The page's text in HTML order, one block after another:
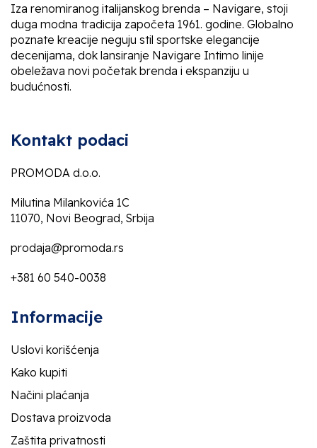
Iza renomiranog italijanskog brenda – Navigare, stoji
duga modna tradicija započeta 1961. godine. Globalno
poznate kreacije neguju stil sportske elegancije
decenijama, dok lansiranje Navigare Intimo linije
obeležava novi početak brenda i ekspanziju u
budućnosti.
Kontakt podaci
PROMODA d.o.o.
Milutina Milankovića 1C
11070, Novi Beograd, Srbija
prodaja@promoda.rs
+381 60 540-0038
Informacije
Uslovi korišćenja
Kako kupiti
Načini plaćanja
Dostava proizvoda
Zaštita privatnosti